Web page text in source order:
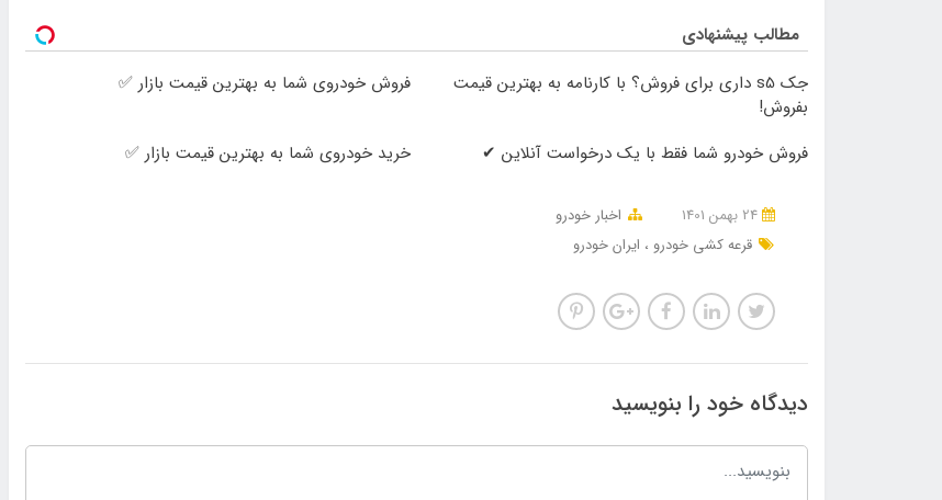
مطالب پیشنهادی
جک s5 داری برای فروش؟ با کارنامه به بهترین قیمت
بفروش!
فروش خودروی شما به بهترین قیمت بازار ✅
فروش خودرو شما فقط با یک درخواست آنلاین ✔ خرید خودروی شما به بهترین قیمت بازار ✅
اخبار خودرو
قرعه کشی خودرو
ایران خودرو
دیدگاه خود را بنویسید